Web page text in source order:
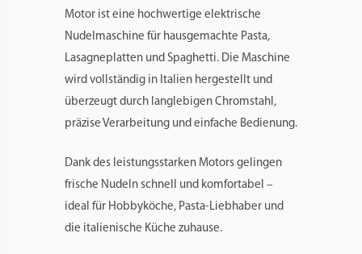
Motor ist eine hochwertige elektrische
Nudelmaschine für hausgemachte Pasta,
Lasagneplatten und Spaghetti. Die Maschine
wird vollständig in Italien hergestellt und
überzeugt durch langlebigen Chromstahl,
präzise Verarbeitung und einfache Bedienung.
Dank des leistungsstarken Motors gelingen
frische Nudeln schnell und komfortabel –
ideal für Hobbyköche, Pasta-Liebhaber und
die italienische Küche zuhause.